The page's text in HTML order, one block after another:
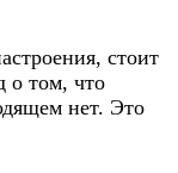
стоит
о том, что
нет. Это